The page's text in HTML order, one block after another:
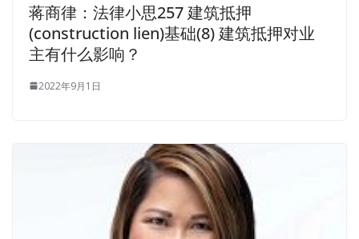
蒋商律：法律小思257 建筑抵押
(construction lien)基础(8) 建筑抵押对业
主有什么影响？
2022年9月1日